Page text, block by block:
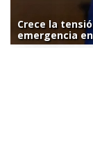
Crece la
emergencia